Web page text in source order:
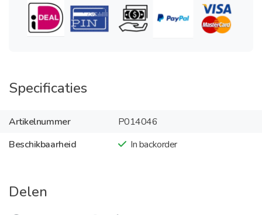
Specificaties
Artikelnummer
P014046
Beschikbaarheid
In backorder
Delen